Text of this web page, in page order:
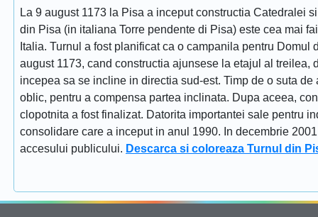
La 9 august 1173 la Pisa a inceput constructia Catedralei
din Pisa (in italiana Torre pendente di Pisa) este cea mai
Italia. Turnul a fost planificat ca o campanila pentru
august 1173, cand constructia ajunsese la etajul al
incepea sa se incline in directia sud-est. Timp de o suta
oblic, pentru a compensa partea inclinata. Dupa aceea,
clopotnita a fost finalizat. Datorita importantei sale pentru
consolidare care a inceput in anul 1990. In decembrie
accesului publicului. Descarca si coloreaza Turnul din